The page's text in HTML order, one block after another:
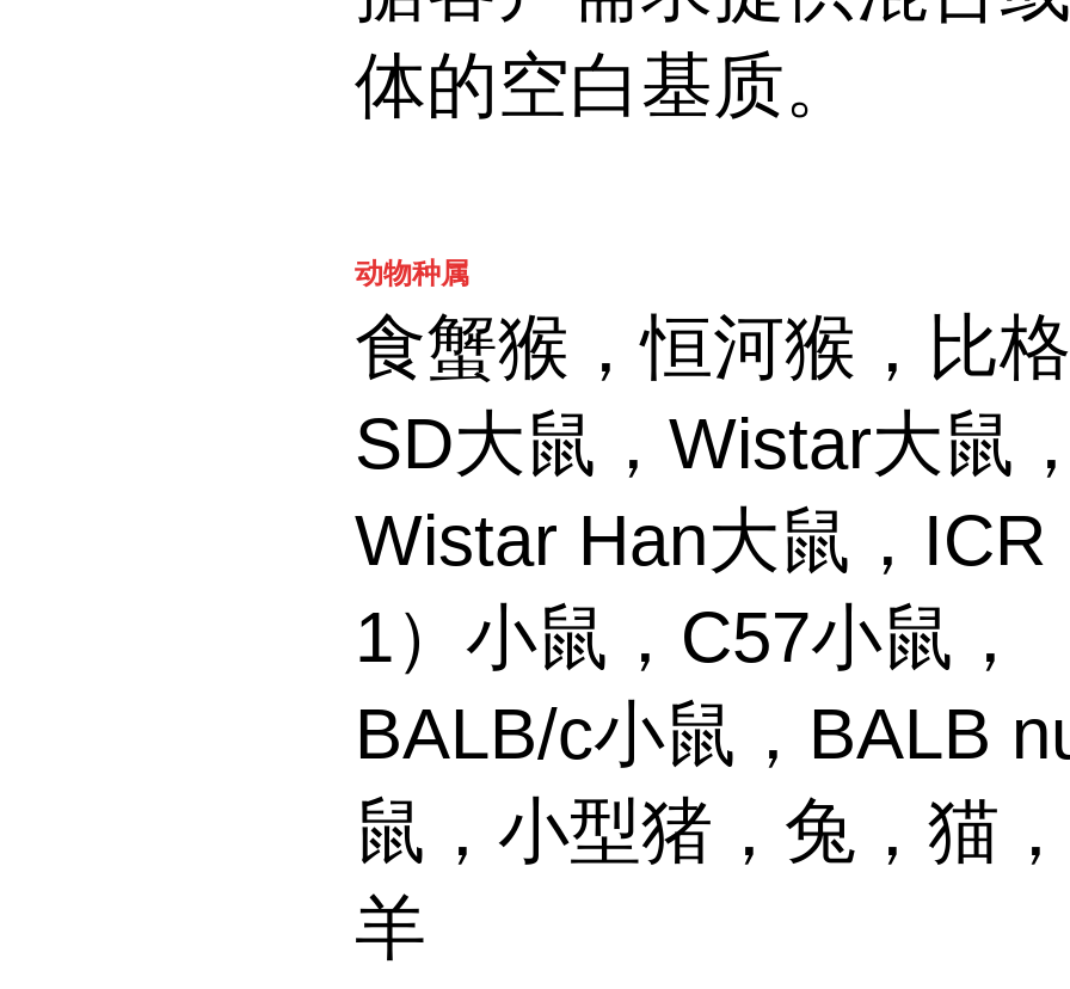
体的空白基质。
动物种属
食蟹猴，恒河猴，比
SD大鼠，Wistar大鼠
Wistar Han大鼠，ICR
1）小鼠，C57小鼠，
BALB/c小鼠，BALB
鼠，小型猪，兔，猫
羊